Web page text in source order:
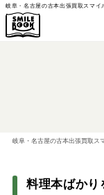
岐阜・名古屋の古本出張買取スマイ
岐阜・名古屋の古本出張買取ス
料理本ばかり